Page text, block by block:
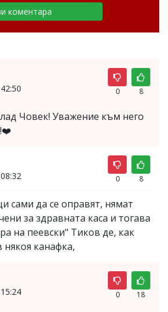
0 8
Човек! Уважение към него
0 8
сами да се оправят, нямат
за здравната каса и тогава
на пеевски" Тиков де, как
канафка,
0 18